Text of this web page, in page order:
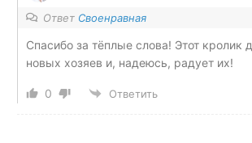
Ответ Своенравная
Спасибо за тёплые слова! Этот кролик
новых хозяев и, надеюсь, радует их!
0 Ответить